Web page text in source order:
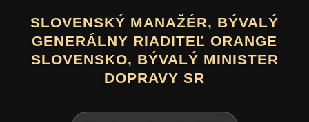
DRAMATIK, SCENÁRISTA, TEXTÁR,
VÝTVARNÍK A AUTOR LITERATÚRY
PRE DETI A MLÁDEŽ
Zmaturoval v roku 1975